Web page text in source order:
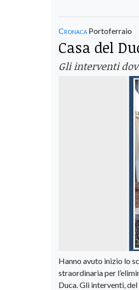
Cronaca Portoferraio
Casa del
Gli interventi
Hanno avuto inizio lo
straordinaria per
Duca. Gli interventi,